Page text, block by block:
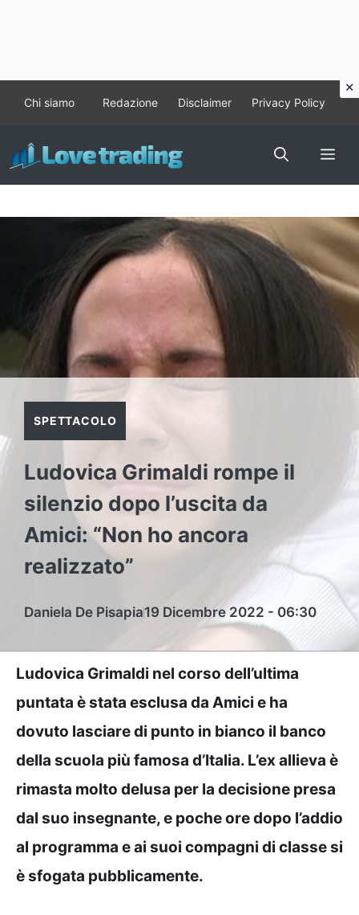
contenuto
Chi siamo Redazione Disclaimer Privacy Policy
SPETTACOLO
Ludovica Grimaldi rompe il
silenzio dopo l’uscita da
Amici: “Non ho ancora
realizzato”
Daniela De Pisapia19 Dicembre 2022 - 06:30
Ludovica Grimaldi nel corso dell’ultima
puntata è stata esclusa da Amici e ha
dovuto lasciare di punto in bianco il banco
della scuola più famosa d’Italia. L’ex allieva è
rimasta molto delusa per la decisione presa
dal suo insegnante, e poche ore dopo l’addio
al programma e ai suoi compagni di classe si
è sfogata pubblicamente.